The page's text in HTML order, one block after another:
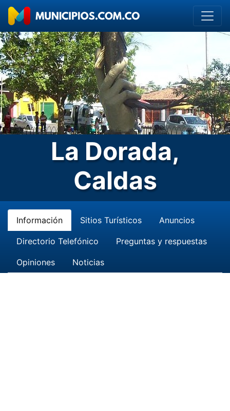
La Dorada,
Caldas
Información Sitios Turísticos Anuncios
Directorio Telefónico Preguntas y respuestas
Opiniones Noticias